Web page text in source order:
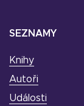
SEZNAMY
Knihy
Autoři
Události